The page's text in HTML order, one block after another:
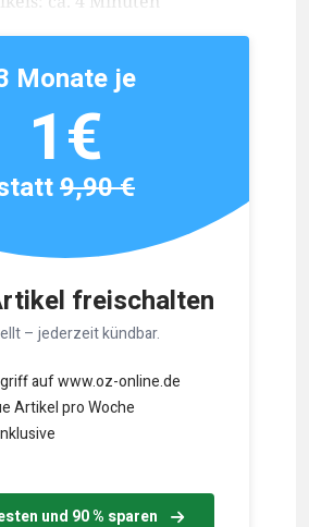
freischalten
– jederzeit kündbar.
auf www.oz-online.de
Artikel pro Woche
und 90 % sparen
Monate je
1€
9,90 €